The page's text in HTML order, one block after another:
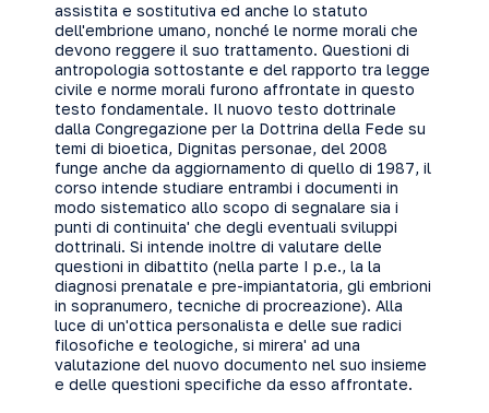
assistita e sostitutiva ed anche lo statuto
dell'embrione umano, nonché le norme morali che
devono reggere il suo trattamento. Questioni di
antropologia sottostante e del rapporto tra legge
civile e norme morali furono affrontate in questo
testo fondamentale. Il nuovo testo dottrinale
dalla Congregazione per la Dottrina della Fede su
temi di bioetica, Dignitas personae, del 2008
funge anche da aggiornamento di quello di 1987, il
corso intende studiare entrambi i documenti in
modo sistematico allo scopo di segnalare sia i
punti di continuita' che degli eventuali sviluppi
dottrinali. Si intende inoltre di valutare delle
questioni in dibattito (nella parte I p.e., la la
diagnosi prenatale e pre-impiantatoria, gli embrioni
in sopranumero, tecniche di procreazione). Alla
luce di un'ottica personalista e delle sue radici
filosofiche e teologiche, si mirera' ad una
valutazione del nuovo documento nel suo insieme
e delle questioni specifiche da esso affrontate.